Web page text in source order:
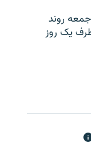
جمعه روند
ظرف یک روز